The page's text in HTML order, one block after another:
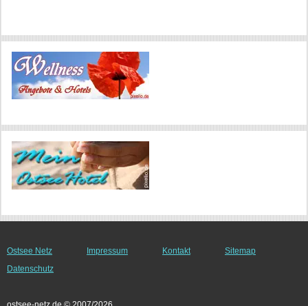
Ostsee Netz Impressum Kontakt
Sitemap
Datenschutz